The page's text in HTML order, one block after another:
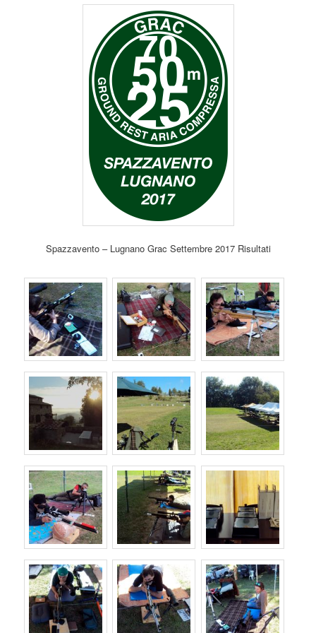
Spazzavento – Lugnano Grac Settembre 2017 Risultati